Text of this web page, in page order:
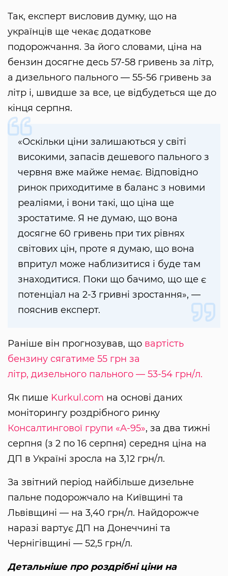
Так, експерт висловив думку, що на
українців ще чекає додаткове
подорожчання. За його словами, ціна на
бензин досягне десь 57-58 гривень за літр,
а дизельного пального — 55-56 гривень за
літр і, швидше за все, це відбудеться ще до
кінця серпня.
«Оскільки ціни залишаються у світі
високими, запасів дешевого пального з
червня вже майже немає. Відповідно
ринок приходитиме в баланс з новими
реаліями, і вони такі, що ціна ще
зростатиме. Я не думаю, що вона
досягне 60 гривень при тих рівнях
світових цін, проте я думаю, що вона
впритул може наблизитися і буде там
знаходитися. Поки що бачимо, що ще є
потенціал на 2-3 гривні зростання», —
пояснив експерт.
Раніше він прогнозував, що вартість
бензину сягатиме 55 грн за
літр, дизельного пального — 53-54 грн/л.
Як пише Kurkul.com на основі даних
моніторингу роздрібного ринку
Консалтингової групи «А-95», за два тижні
серпня (з 2 по 16 серпня) середня ціна на
ДП в Україні зросла на 3,12 грн/л.
За звітний період найбільше дизельне
пальне подорожчало на Київщині та
Львівщині — на 3,40 грн/л. Найдорожче
наразі вартує ДП на Донеччині та
Чернігівщині — 52,5 грн/л.
Детальніше про роздрібні ціни на